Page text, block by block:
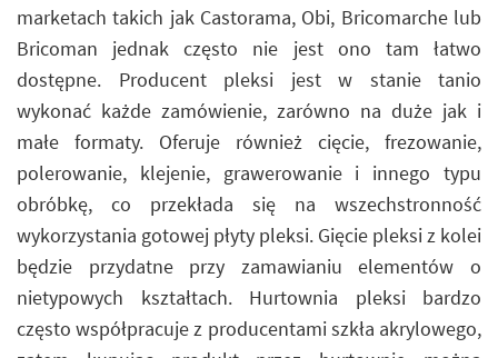
marketach takich jak Castorama, Obi, Bricomarche lub
Bricoman jednak często nie jest ono tam łatwo
dostępne. Producent pleksi jest w stanie tanio
wykonać każde zamówienie, zarówno na duże jak i
małe formaty. Oferuje również cięcie, frezowanie,
polerowanie, klejenie, grawerowanie i innego typu
obróbkę, co przekłada się na wszechstronność
wykorzystania gotowej płyty pleksi. Gięcie pleksi z kolei
będzie przydatne przy zamawianiu elementów o
nietypowych kształtach. Hurtownia pleksi bardzo
często współpracuje z producentami szkła akrylowego,